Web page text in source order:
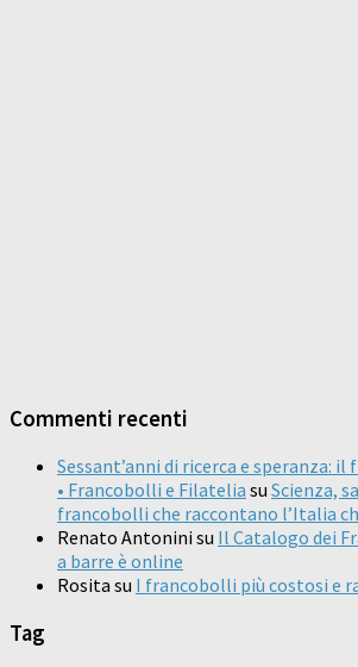
Commenti recenti
Sessant’anni di ricerca e speranza:
• Francobolli e Filatelia su Scienza,
francobolli che raccontano l’Italia
Renato Antonini su Il Catalogo dei
a barre è online
Rosita su I francobolli più costosi e
Tag